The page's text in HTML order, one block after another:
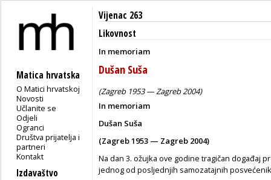
Matica hrvatska
O Matici hrvatskoj
Novosti
Učlanite se
Odjeli
Ogranci
Društva prijatelja i
partneri
Kontakt
Izdavaštvo
Vijenac 263
Likovnost
In memoriam
Dušan Suša
(Zagreb 1953 — Zagreb 2004)
In memoriam
Dušan Suša
(Zagreb 1953 — Zagreb 2004)
Na dan 3. ožujka ove godine tragičan događaj
jednog od posljednjih samozatajnih